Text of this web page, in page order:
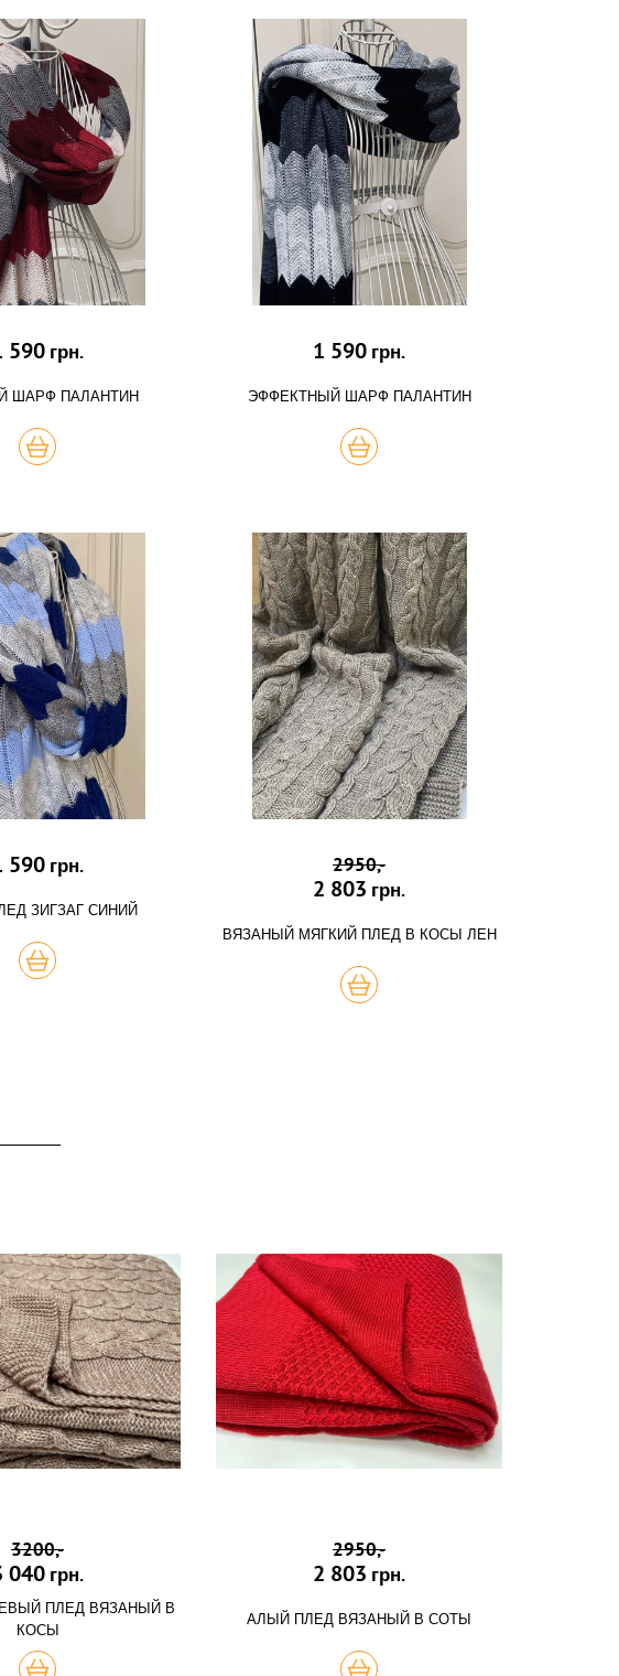
590 грн.
ШАРФ ПАЛАНТИН
КУПИТЬ
1 590 грн.
ЭФФЕКТНЫЙ ШАРФ ПАЛАНТИН
КУПИТЬ
590 грн.
ЗИГЗАГ СИНИЙ
КУПИТЬ
2950,-
2 803 грн.
ВЯЗАНЫЙ МЯГКИЙ ПЛЕД В КОСЫ ЛЕН
КУПИТЬ
3200,-
040 грн.
ПЛЕД ВЯЗАНЫЙ В
КОСЫ
КУПИТЬ
2950,-
2 803 грн.
АЛЫЙ ПЛЕД ВЯЗАНЫЙ В СОТЫ
КУПИТЬ